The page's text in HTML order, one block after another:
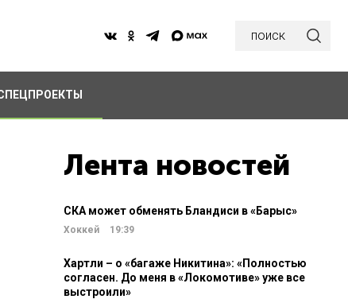
поиск
Лента новостей
СКА может обменять Бландиси в «Барыс»
Хоккей 19:39
Хартли – о «багаже Никитина»: «Полностью
согласен. До меня в «Локомотиве» уже все
выстроили»